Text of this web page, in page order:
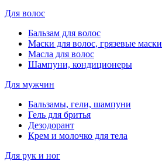
Для волос
Бальзам для волос
Маски для волос, грязевые маски
Масла для волос
Шампуни, кондиционеры
Для мужчин
Бальзамы, гели, шампуни
Гель для бритья
Дезодорант
Крем и молочко для тела
Для рук и ног